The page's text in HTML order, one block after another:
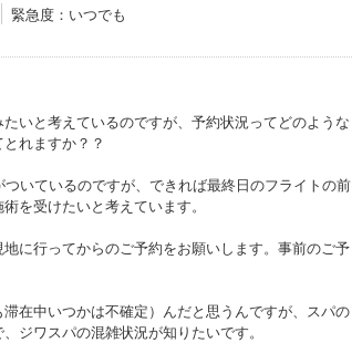
緊急度：いつでも
いと考えているのですが、予約状況ってどのような
れますか？？
いているのですが、できれば最終日のフライトの前
を受けたいと考えています。
に行ってからのご予約をお願いします。事前のご予
在中いつかは不確定）んだと思うんですが、スパの
ジワスパの混雑状況が知りたいです。